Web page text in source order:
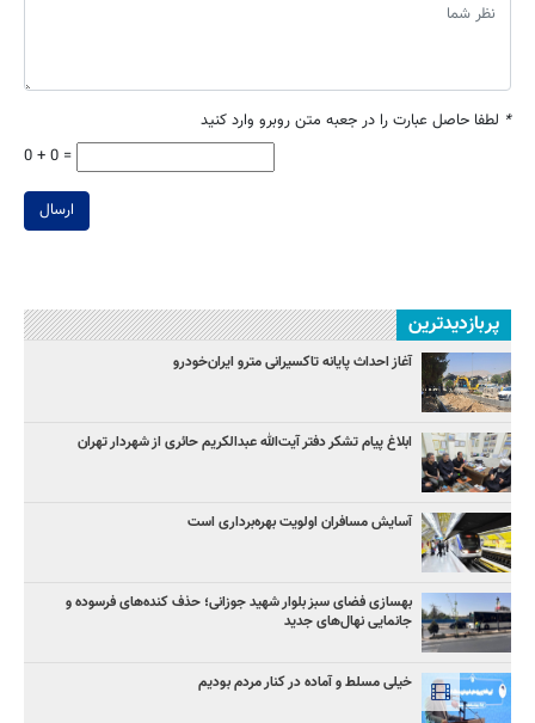
* لطفا حاصل عبارت را در جعبه متن روبرو وارد کنید
0 + 0 =
ارسال
پربازدیدترین
آغاز احداث پایانه تاکسیرانی مترو ایران‌خودرو
ابلاغ پیام تشکر دفتر آیت‌الله عبدالکریم حائری از شهردار تهران
آسایش مسافران اولویت بهره‌برداری است
بهسازی فضای سبز بلوار شهید جوزانی؛ حذف کنده‌های فرسوده و
جانمایی نهال‌های جدید
خیلی مسلط و آماده در کنار مردم بودیم